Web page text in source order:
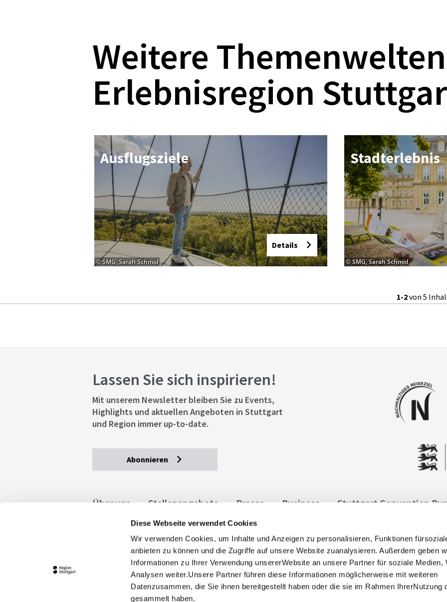
Diese Webseite verwendet Cookies
Wir verwenden Cookies, um Inhalte und Anzeigen zu personalisieren, Funktionen
anbieten zu können und die Zugriffe auf unsere Website zuanalysieren. Außerdem geben
Informationen zu Ihrer Verwendung unsererWebsite an unsere Partner für soziale Medien,
Analysen weiter.Unsere Partner führen diese Informationen möglicherweise mit weiteren
Datenzusammen, die Sie ihnen bereitgestellt haben oder die sie im Rahmen IhrerNutzung
gesammelt haben.
Weitere
Erlebnisregion
© SMG, Sarah Schmid
Aus­flugs­zie­le
Details
© SMG, Sarah Schmid
Stadt­er­leb­nis
1-2von 5
Lassen Sie sich inspirieren!
Mit unserem Newsletter bleiben Sie zu Events,
Highlights und aktuellen Angeboten in Stuttgart
und Region immer up-to-date.
Abonnieren
Über uns Stellenangebote Presse Business Stuttgart Convention
Allgemeine Geschäftsbedingungen
stuttgart.de
Barrierefreiheit